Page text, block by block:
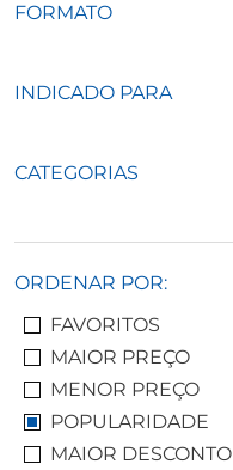
FORMATO
INDICADO PARA
CATEGORIAS
ORDENAR POR:
FAVORITOS
MAIOR PREÇO
MENOR PREÇO
POPULARIDADE
MAIOR DESCONTO